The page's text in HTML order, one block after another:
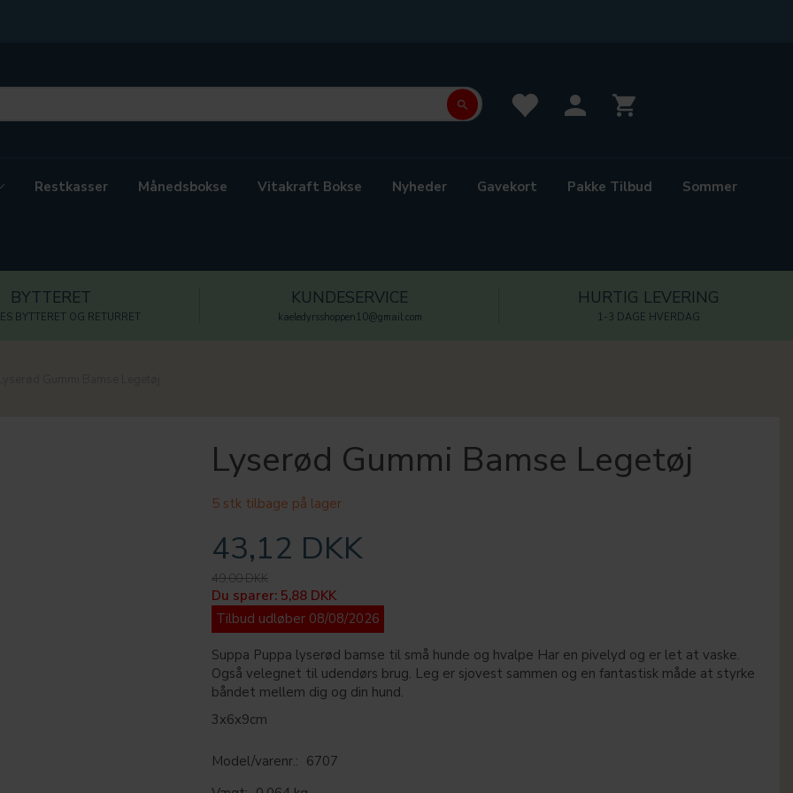
Restkasser Månedsbokse Vitakraft Bokse Nyheder Gavekort Pakke Tilbud Sommer
BYTTERET
BYTTERET OG RETURRET
KUNDESERVICE
kaeledyrsshoppen10@gmail.com
HURTIG LEVERING
1-3 DAGE HVERDAG
Lyserød Gummi Bamse Legetøj
5 stk tilbage på lager
43,12 DKK
49,00 DKK
Du sparer: 5,88 DKK
Tilbud udløber 08/08/2026
Suppa Puppa lyserød bamse til små hunde og hvalpe Har en pivelyd og er let at vaske.
Også velegnet til udendørs brug. Leg er sjovest sammen og en fantastisk måde at styrke
båndet mellem dig og din hund.
3x6x9cm
Model/varenr.: 6707